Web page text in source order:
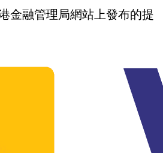
金融管理局網站上發布的提